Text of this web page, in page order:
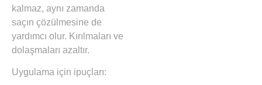
kalmaz, aynı zamanda
saçın çözülmesine de
yardımcı olur. Kırılmaları ve
dolaşmaları azaltır.
Uygulama için ipuçları: